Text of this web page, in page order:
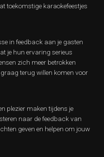
toekomstige karaokefeestjes
in feedback aan je gasten
je hun ervaring serieus
zich meer betrokken
terug willen komen voor
plezier maken tijdens je
naar de feedback van
geven en helpen om jouw